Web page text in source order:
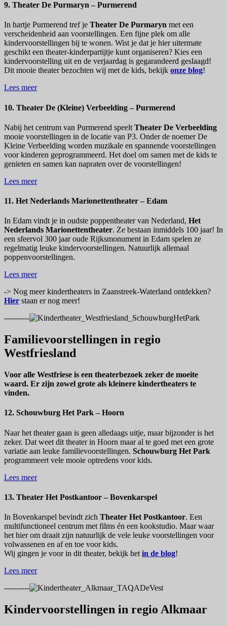
9. Theater De Purmaryn – Purmerend
In hartje Purmerend tref je Theater De Purmaryn met een
verscheidenheid aan voorstellingen. Een fijne plek om alle
kindervoorstellingen bij te wonen. Wist je dat je hier uitermate
geschikt een theater-kinderpartijtje kunt organiseren? Kies een
kindervoorstelling uit en de verjaardag is gegarandeerd geslaagd!
Dit mooie theater bezochten wij met de kids, bekijk onze blog!
Lees meer
10. Theater De (Kleine) Verbeelding – Purmerend
Nabij het centrum van Purmerend speelt Theater De Verbeelding
mooie voorstellingen in de locatie van P3. Onder de noemer De
Kleine Verbeelding worden muzikale en spannende voorstellingen
voor kinderen geprogrammeerd. Het doel om samen met de kids te
genieten en samen kan napraten over de voorstellingen!
Lees meer
11. Het Nederlands Marionettentheater – Edam
In Edam vindt je in oudste poppentheater van Nederland, Het
Nederlands Marionettentheater. Ze bestaan inmiddels 100 jaar! In
een sfeervol 300 jaar oude Rijksmonument in Edam spelen ze
regelmatig leuke kindervoorstellingen. Natuurlijk allemaal
poppenvoorstellingen.
Lees meer
-> Nog meer kindertheaters in Zaanstreek-Waterland ontdekken?
Hier staan er nog meer!
----------
Familievoorstellingen in regio
Westfriesland
Voor alle Westfriese is een theaterbezoek zeker de moeite
waard. Er zijn zowel grote als kleinere kindertheaters te
vinden.
12. Schouwburg Het Park – Hoorn
Naar het theater gaan is geen alledaags uitje, maar bijzonder is het
zeker. Dat weet dit theater in Hoorn maar al te goed met een grote
variatie aan leuke familievoorstellingen. Schouwburg Het Park
programmeert vele mooie optredens voor kids.
Lees meer
13. Theater Het Postkantoor – Bovenkarspel
In Bovenkarspel bevindt zich Theater Het Postkantoor. Een
multifunctioneel centrum met films én een kookstudio. Maar waar
het hier om draait zijn natuurlijk de vele leuke voorstellingen voor
volwassenen en af en toe voor kids.
Wij gingen je voor in dit theater, bekijk het in de blog!
Lees meer
----------
Kindervoorstellingen in regio Alkmaar